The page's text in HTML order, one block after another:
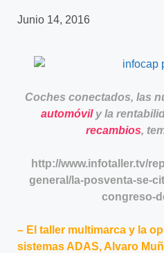
Junio 14, 2016
Coches conectados, las
automóvily la
recambios,
http://www.infotaller.tv/
general/la-posventa-se-
congreso-
– El taller multimarca y la
sistemas ADAS, Alvaro